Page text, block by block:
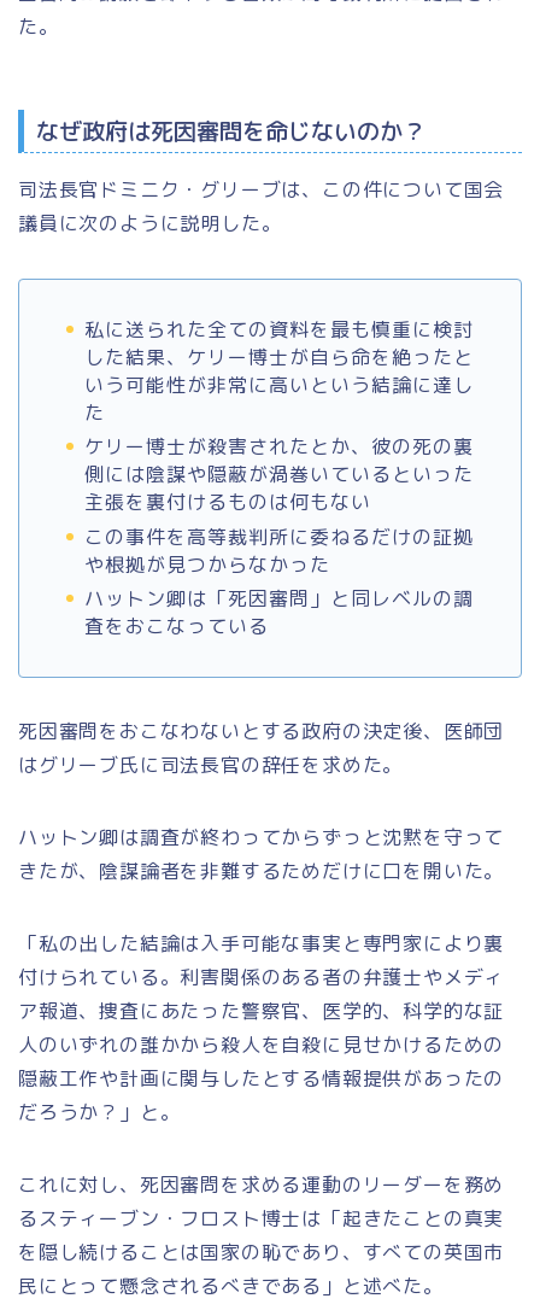
た。
なぜ政府は死因審問を命じないのか？
司法長官ドミニク・グリーブは、この件について国会
議員に次のように説明した。
私に送られた全ての資料を最も慎重に検討
した結果、ケリー博士が自ら命を絶ったと
いう可能性が非常に高いという結論に達し
た
ケリー博士が殺害されたとか、彼の死の裏
側には陰謀や隠蔽が渦巻いているといった
主張を裏付けるものは何もない
この事件を高等裁判所に委ねるだけの証拠
や根拠が見つからなかった
ハットン卿は「死因審問」と同レベルの調
査をおこなっている
死因審問をおこなわないとする政府の決定後、医師団
はグリーブ氏に司法長官の辞任を求めた。
ハットン卿は調査が終わってからずっと沈黙を守って
きたが、陰謀論者を非難するためだけに口を開いた。
「私の出した結論は入手可能な事実と専門家により裏
付けられている。利害関係のある者の弁護士やメディ
ア報道、捜査にあたった警察官、医学的、科学的な証
人のいずれの誰かから殺人を自殺に見せかけるための
隠蔽工作や計画に関与したとする情報提供があったの
だろうか？」と。
これに対し、死因審問を求める運動のリーダーを務め
るスティーブン・フロスト博士は「起きたことの真実
を隠し続けることは国家の恥であり、すべての英国市
民にとって懸念されるべきである」と述べた。